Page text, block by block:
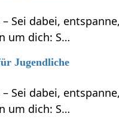
Sei dabei,
um dich: S…
Jugendliche
Sei dabei,
um dich: S…